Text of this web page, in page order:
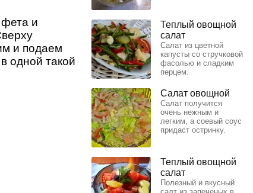
и
и подаем
одной такой
Теплый овощной
салат
Салат из цветной
капусты со стручковой
фасолью и сладким
перцем.
Салат овощной
Салат получится
очень нежным и
легким, а соевый соус
придаст остринку.
Теплый овощной
салат
Полезный и вкусный